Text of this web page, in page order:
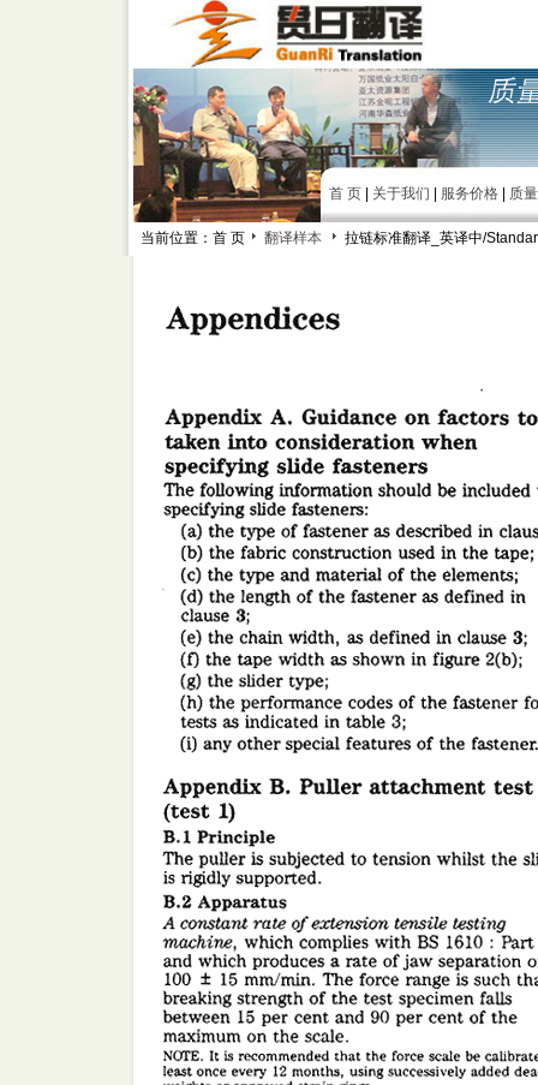
首 页 关于我们 服务价格 质
当前位置：首 页 翻译样本 拉链标准翻译_英译中/